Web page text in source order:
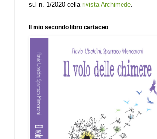
sul n. 1/2020 della rivista Archimede
Il mio secondo libro cartaceo